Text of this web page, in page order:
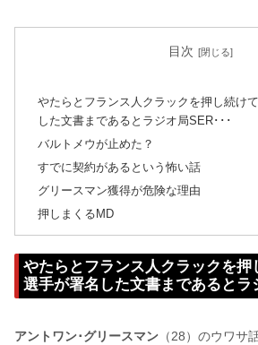
目次
やたらとフランス人クラックを押し続け
した文書まであるとラジオ局SER･･･
バルトメウが止めた？
すでに契約があるという怖い話
グリースマン獲得が危険な理由
押しまくるMD
やたらとフランス人クラックを押
選手が署名した文書まであるとラ
アントワン･グリースマン （28）のウワサ